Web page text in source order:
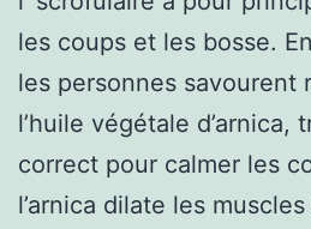
les coups et les bosse.
les personnes savourent
l’huile végétale d’arnica,
correct pour calmer les
l’arnica dilate les